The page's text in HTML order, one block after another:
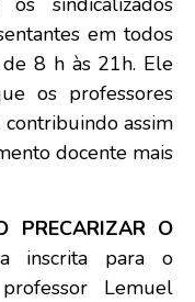
em todos
8 h às 21h. Ele
os professores
assim
docente mais
PRECARIZAR O
inscrita para o
Lemuel